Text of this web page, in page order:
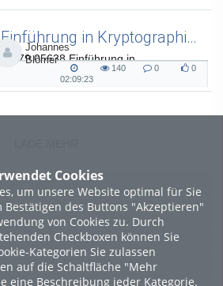
Cookies
um unsere Website optimal für Sie
des Buttons "Akzeptieren"
von Cookies zu. Durch
Checkboxen können Sie
Kategorien Sie zulassen
auf die Schaltfläche "Mehr
eine Beschreibung jeder Kategorie.
Einführung in Kryptographie (in English) 15
L.079.05638 Einführung in
Kryptographie (in English) - SoSe 26
Johannes
Blömer
02:09:23
140
0
0